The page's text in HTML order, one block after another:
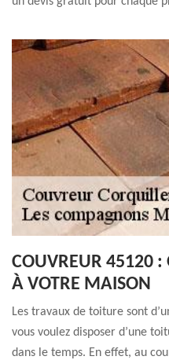
COUVREUR 45120 :
À VOTRE MAISON
Les travaux de toiture sont
vous voulez disposer d’une
dans le temps. En effet, au